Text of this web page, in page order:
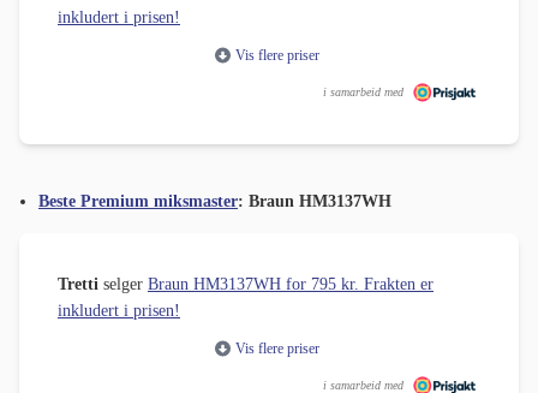
inkludert i prisen!
Vis flere priser
i samarbeid med
Beste Premium miksmaster: Braun HM3137WH
Tretti selger Braun HM3137WH for 795 kr. Frakten er
inkludert i prisen!
Vis flere priser
i samarbeid med